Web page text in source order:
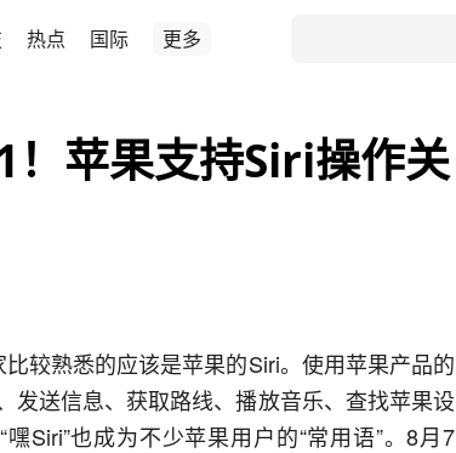
热点 国际 更多
苹果支持Siri操作关
比较熟悉的应该是苹果的Siri。使用苹果产品的
发送信息、获取路线、播放音乐、查找苹果设
Siri”也成为不少苹果用户的“常用语”。8月7